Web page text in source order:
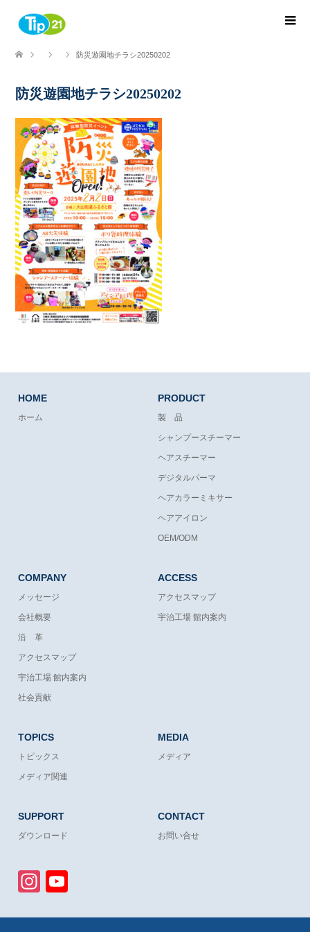
防災遊園地チラシ20250202
防災遊園地チラシ20250202
HOME
ホーム
PRODUCT
製 品
シャンプースチーマー
ヘアスチーマー
デジタルパーマ
ヘアカラーミキサー
ヘアアイロン
OEM/ODM
COMPANY
メッセージ
会社概要
沿 革
アクセスマップ
宇治工場 館内案内
社会貢献
ACCESS
アクセスマップ
宇治工場 館内案内
TOPICS
トピックス
メディア関連
MEDIA
メディア
SUPPORT
ダウンロード
CONTACT
お問い合せ
Instagram